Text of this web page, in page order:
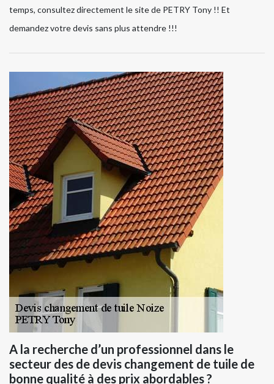
temps, consultez directement le site de PETRY Tony !! Et
demandez votre devis sans plus attendre !!!
A la recherche d’un professionnel dans le
secteur des de devis changement de tuile de
bonne qualité à des prix abordables ?